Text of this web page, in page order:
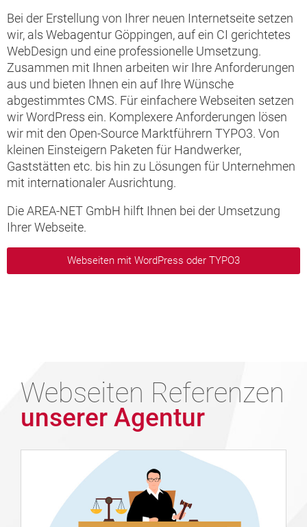
Bei der Erstellung von Ihrer neuen Internetseite setzen
wir, als Webagentur Göppingen, auf ein CI gerichtetes
WebDesign und eine professionelle Umsetzung.
Zusammen mit Ihnen arbeiten wir Ihre Anforderungen
aus und bieten Ihnen ein auf Ihre Wünsche
abgestimmtes CMS. Für einfachere Webseiten setzen
wir WordPress ein. Komplexere Anforderungen lösen
wir mit den Open-Source Marktführern TYPO3. Von
kleinen Einsteigern Paketen für Handwerker,
Gaststätten etc. bis hin zu Lösungen für Unternehmen
mit internationaler Ausrichtung.
Die AREA-NET GmbH hilft Ihnen bei der Umsetzung
Ihrer Webseite.
Webseiten mit WordPress oder TYPO3
Webseiten Referenzen
unserer Agentur